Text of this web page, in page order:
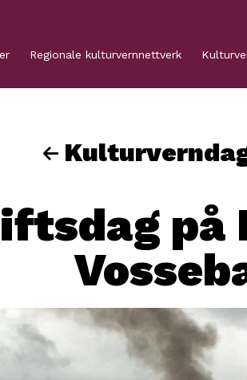
Regionale kulturvernnettverk
på